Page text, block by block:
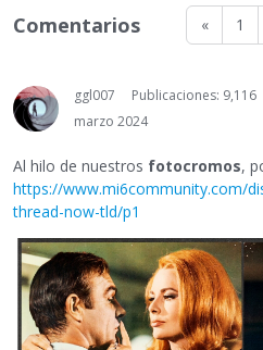
u
« 1
Comentarios
ggl007
Publicaciones: 9,116
marzo 2024
Al hilo de nuestros fotocromos,
https://www.mi6community.com/
thread-now-tld/p1